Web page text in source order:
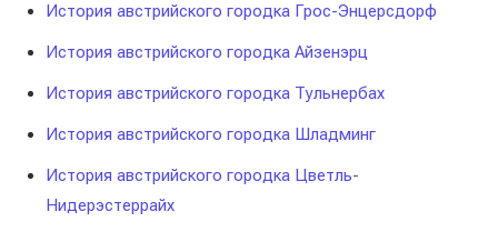
История австрийского городка Грос-Энцерсдорф
История австрийского городка Айзенэрц
История австрийского городка Тульнербах
История австрийского городка Шладминг
История австрийского городка Цветль-
Нидерэстеррайх